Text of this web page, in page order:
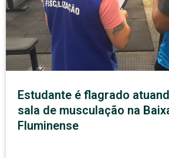
Estudante é flagrado
sala de musculação na
Fluminense